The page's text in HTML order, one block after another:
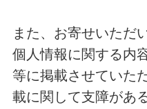
また、お寄せいただ
個人情報に関する内
等に掲載させていた
載に関して支障があ